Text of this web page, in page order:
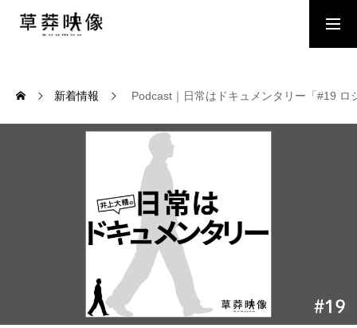
株式会社草莽映像について
WANTED
新着情報 Podcast｜日常はドキュメンタリー「#19